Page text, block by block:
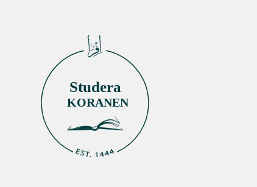
Studera
KORANEN